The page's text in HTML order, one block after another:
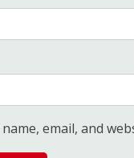
name, email, and